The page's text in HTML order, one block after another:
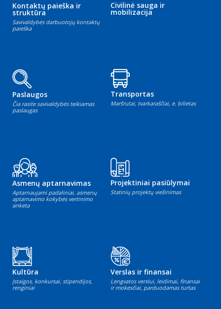
Kontaktų paieška ir
struktūra
Savivaldybės darbuotojų kontaktų
paieška
Civilinė sauga ir
mobilizacija
Paslaugos
Čia rasite savivaldybės teikiamas
paslaugas
Transportas
Maršrutai, tvarkaraščiai, e. bilietas
Asmenų aptarnavimas
Aptarnaujami padaliniai, asmenų
aptarnavimo kokybės vertinimo
anketa
Projektiniai pasiūlymai
Statinių projektų viešinimas
Kultūra
Įstaigos, konkursai, stipendijos,
renginiai
Verslas ir finansai
Lengvatos verslui, leidimai, finansai
ir mokesčiai, parduodamas turtas